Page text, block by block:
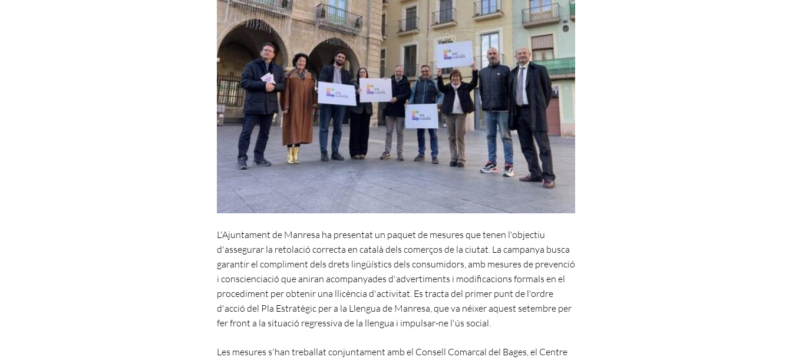
L'Ajuntament de Manresa ha presentat un paquet de mesures que tenen l'objectiu
d'assegurar la retolació correcta en català dels comerços de la ciutat. La campanya busca
garantir el compliment dels drets lingüístics dels consumidors, amb mesures de prevenció
i conscienciació que aniran acompanyades d'advertiments i modificacions formals en el
procediment per obtenir una llicència d'activitat. Es tracta del primer punt de l'ordre
d'acció del Pla Estratègic per a la Llengua de Manresa, que va néixer aquest setembre per
fer front a la situació regressiva de la llengua i impulsar-ne l'ús social.
Les mesures s'han treballat conjuntament amb el Consell Comarcal del Bages, el Centre